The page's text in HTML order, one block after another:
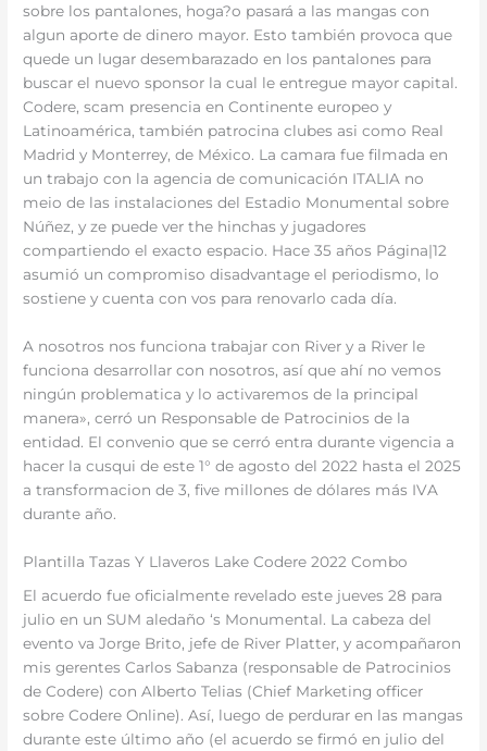
sobre los pantalones, hoga?o pasará a las mangas con
algun aporte de dinero mayor. Esto también provoca que
quede un lugar desembarazado en los pantalones para
buscar el nuevo sponsor la cual le entregue mayor capital.
Codere, scam presencia en Continente europeo y
Latinoamérica, también patrocina clubes asi como Real
Madrid y Monterrey, de México. La camara fue filmada en
un trabajo con la agencia de comunicación ITALIA no
meio de las instalaciones del Estadio Monumental sobre
Núñez, y ze puede ver the hinchas y jugadores
compartiendo el exacto espacio. Hace 35 años Página|12
asumió un compromiso disadvantage el periodismo, lo
sostiene y cuenta con vos para renovarlo cada día.
A nosotros nos funciona trabajar con River y a River le
funciona desarrollar con nosotros, así que ahí no vemos
ningún problematica y lo activaremos de la principal
manera», cerró un Responsable de Patrocinios de la
entidad. El convenio que se cerró entra durante vigencia a
hacer la cusqui de este 1° de agosto del 2022 hasta el 2025
a transformacion de 3, five millones de dólares más IVA
durante año.
Plantilla Tazas Y Llaveros Lake Codere 2022 Combo
El acuerdo fue oficialmente revelado este jueves 28 para
julio en un SUM aledaño ‘s Monumental. La cabeza del
evento va Jorge Brito, jefe de River Platter, y acompañaron
mis gerentes Carlos Sabanza (responsable de Patrocinios
de Codere) con Alberto Telias (Chief Marketing officer
sobre Codere Online). Así, luego de perdurar en las mangas
durante este último año (el acuerdo se firmó en julio del